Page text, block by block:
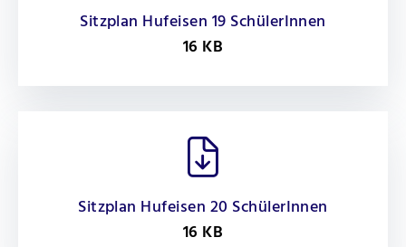
Sitzplan Hufeisen 19 SchülerInnen
16 KB
Sitzplan Hufeisen 20 SchülerInnen
16 KB